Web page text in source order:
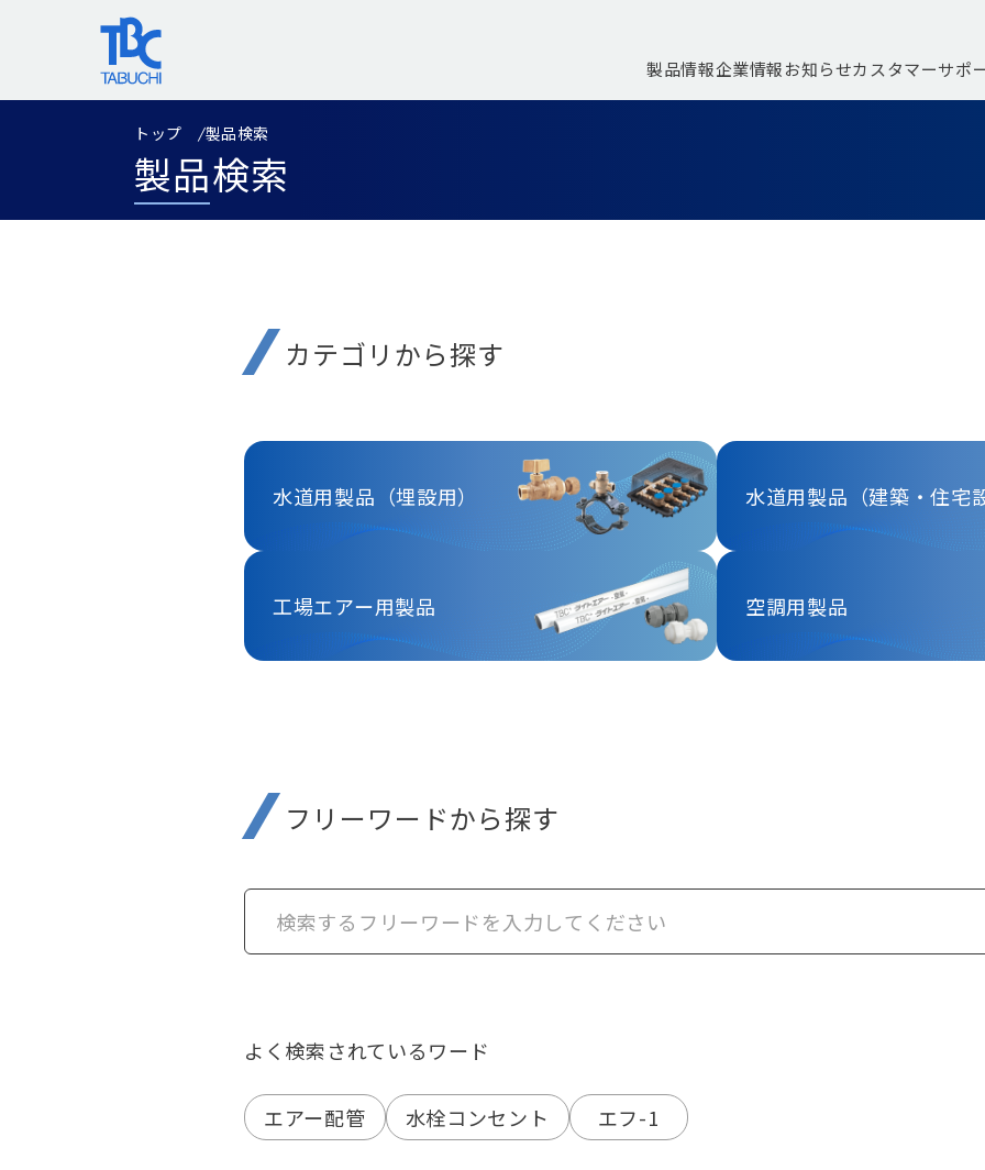
ッ
製品情報企業情報お知らせカスタマーサポ
製品検索
トップ 製品検索
カテゴリから探す
水道用製品（埋設用） 水道用製品（建築・住宅
工場エアー用製品 空調用製品
フリーワードから探す
よく検索されているワード
エアー配管 水栓コンセント エフ-1